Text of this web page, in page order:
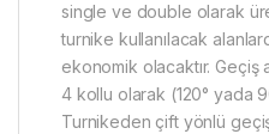
single ve double olarak
turnike kullanılacak
ekonomik olacaktır. Geçiş
4 kollu olarak (120° yada
Turnikeden çift yönlü